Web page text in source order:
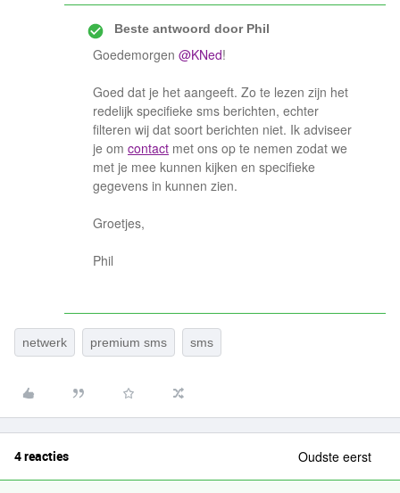
Beste antwoord doorPhil
Goedemorgen @KNed!
Goed dat je het aangeeft. Zo te lezen zijn het
redelijk specifieke sms berichten, echter
filteren wij dat soort berichten niet. Ik adviseer
je om contact met ons op te nemen zodat we
met je mee kunnen kijken en specifieke
gegevens in kunnen zien.
Groetjes,
Phil
netwerk premium sms sms
4 reacties Oudste eerst